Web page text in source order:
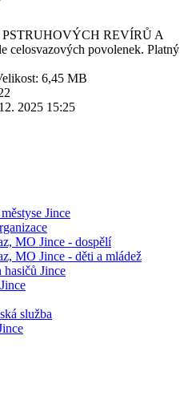
REVÍRŮ A
povolenek. Platný
6,45 MB
2025 15:25
Jince
MO Jince - dospělí
MO Jince - děti a mládež
Jince
služba